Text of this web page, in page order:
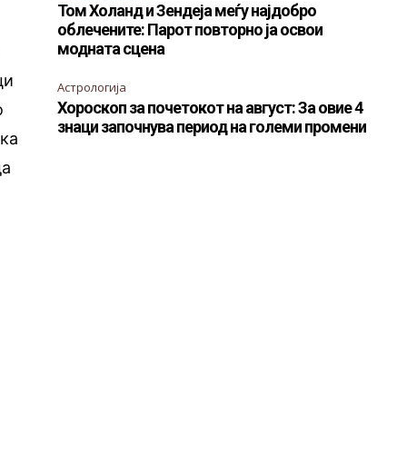
Том Холанд и Зендеја меѓу најдобро
облечените: Парот повторно ја освои
модната сцена
Астрологија
Хороскоп за почетокот на август: За овие 4
знаци започнува период на големи промени